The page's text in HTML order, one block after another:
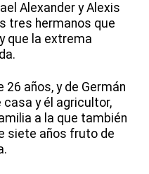
Alexander y Alexis
tres hermanos que
que la extrema
26 años, y de Germán
casa y él agricultor,
a la que también
siete años fruto de